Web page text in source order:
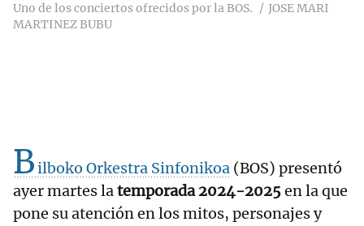
Uno de los conciertos ofrecidos por la BOS.
JOSE MARI
MARTINEZ BUBU
Bilboko Orkestra Sinfonikoa (BOS) presentó
ayer martes latemporada 2024-2025en la que
pone su atención en los mitos, personajes y